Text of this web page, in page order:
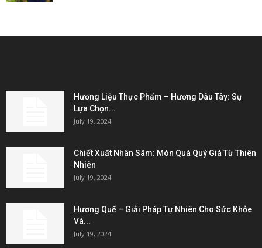
Hương Liệu Thực Phẩm – Hương Dâu Tây: Sự
Lựa Chọn...
July 19, 2024
Chiết Xuất Nhân Sâm: Món Quà Quý Giá Từ Thiên
Nhiên
July 19, 2024
Hương Quế – Giải Pháp Tự Nhiên Cho Sức Khỏe
Và...
July 19, 2024